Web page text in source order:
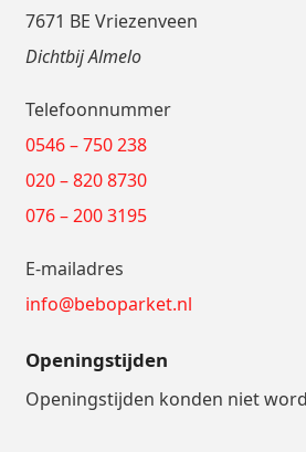
7671 BE Vriezenveen
Dichtbij Almelo
Telefoonnummer
0546 – 750 238
020 – 820 8730
076 – 200 3195
E-mailadres
info@beboparket.nl
Openingstijden
Openingstijden konden niet